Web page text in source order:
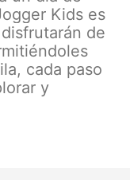
Kids es
de
cada paso
y